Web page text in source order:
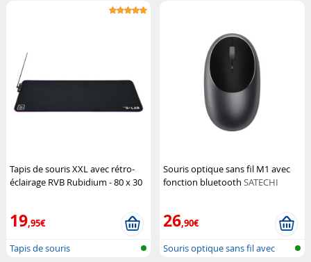
Tapis de souris XXL avec rétro-
éclairage RVB Rubidium - 80 x 30
19,95€
Tapis de souris
Souris optique sans fil M1 avec
fonction bluetoothSATECHI
26,90€
Souris optique sans fil avec